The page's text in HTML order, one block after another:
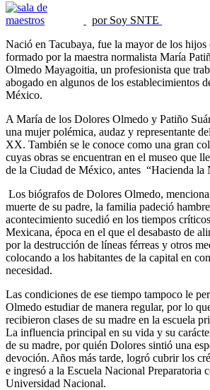
por Soy SNTE
Nació en Tacubaya, fue la mayor de los
formado por la maestra normalista María
Olmedo Mayagoitia, un profesionista que
abogado en algunos de los establecimientos
México.
A María de los Dolores Olmedo y Patiño
una mujer polémica, audaz y representante
XX. También se le conoce como una gran
cuyas obras se encuentran en el museo que
de la Ciudad de México, antes “Hacienda la
Los biógrafos de Dolores Olmedo,
muerte de su padre, la familia padeció
acontecimiento sucedió en los tiempos
Mexicana, época en el que el desabasto de
por la destrucción de líneas férreas y otros
colocando a los habitantes de la capital en
necesidad.
Las condiciones de ese tiempo tampoco le
Olmedo estudiar de manera regular, por lo
recibieron clases de su madre en la escuela
La influencia principal en su vida y su
de su madre, por quién Dolores sintió una
devoción. Años más tarde, logró cubrir los
e ingresó a la Escuela Nacional Preparatoria
Universidad Nacional.